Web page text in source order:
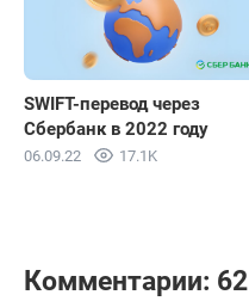
SWIFT-перевод через
Сбербанк в 2022 году
06.09.22 17.1K
Комментарии: 62